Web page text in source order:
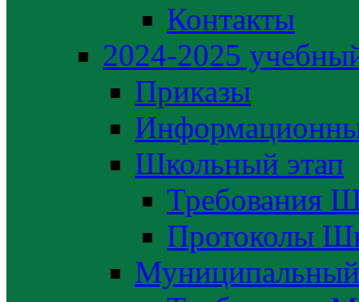
Контакты
2024-2025
Приказы
Школьный этап
Требования
Протоколы
Муниципальный